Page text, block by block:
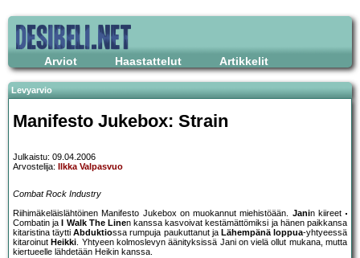
Arviot Haastattelut Artikkelit
Levyarvio
Manifesto Jukebox: Strain
Julkaistu: 09.04.2006
Arvostelija:
Ilkka Valpasvuo
Combat Rock Industry
Riihimäkeläislähtöinen Manifesto Jukebox on muokannut miehistöään. Janin kiireet
Combatin ja
I Walk The Linen kanssa kasvoivat kestämättömiksi ja hänen paikkansa
kitaristina täyttiAbduktiossa rumpuja paukuttanut ja Lähempänä loppua-yhtyeessä
kitaroinut Heikki. Yhtyeen kolmoslevyn äänityksissä Jani on vielä ollut mukana, mutta
kiertueelle lähdetään Heikin kanssa.